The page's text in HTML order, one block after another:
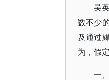
吴
数不少
及通过
为，假
一